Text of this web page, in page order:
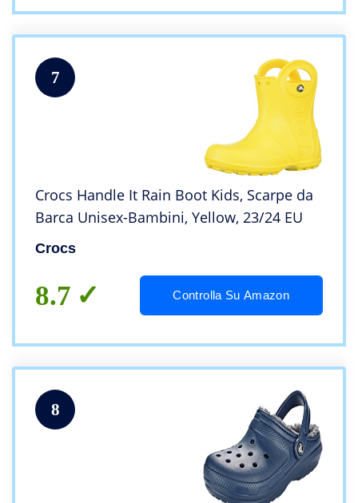
7
Crocs Handle It Rain Boot Kids, Scarpe da
Barca Unisex-Bambini, Yellow, 23/24 EU
Crocs
8.7 Controlla Su Amazon
8